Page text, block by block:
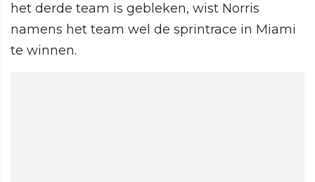
het derde team is gebleken, wist Norris
namens het team wel de sprintrace in Miami
te winnen.